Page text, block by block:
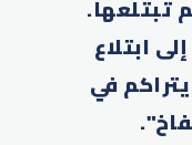
تبتلعها.
ابتلاع
في